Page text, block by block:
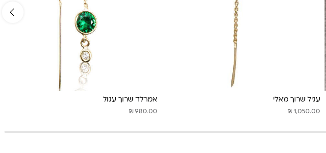
עגיל שרוך מאלי
₪ 1,050.00
אמרלד שרוך עגול
₪ 980.00